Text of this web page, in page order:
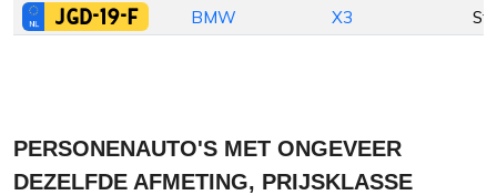
JGD-19-F BMW X3
PERSONENAUTO'S MET ONGEVEER
DEZELFDE AFMETING, PRIJSKLASSE